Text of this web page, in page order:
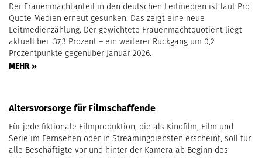
Der Frauenmachtanteil in den deutschen Leitmedien ist laut Pro
Quote Medien erneut gesunken. Das zeigt eine neue
Leitmedienzählung. Der gewichtete Frauenmachtquotient liegt
aktuell bei 37,3 Prozent – ein weiterer Rückgang um 0,2
Prozentpunkte gegenüber Januar 2026.
MEHR »
Altersvorsorge für Filmschaffende
Für jede fiktionale Filmproduktion, die als Kinofilm, Film und
Serie im Fernsehen oder in Streamingdiensten erscheint, soll für
alle Beschäftigte vor und hinter der Kamera ab Beginn des